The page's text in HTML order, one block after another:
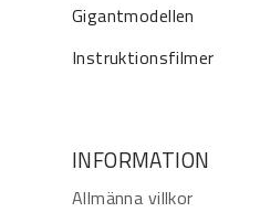
Gigantmodellen
Instruktionsfilmer
INFORMATION
Allmänna villkor